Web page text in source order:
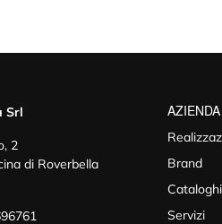
Srl
2
di Roverbella
AZIENDA
Brand
Cataloghi
Servizi